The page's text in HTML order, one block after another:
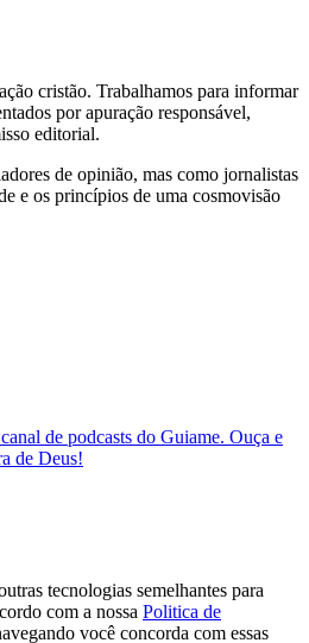
cristão. Trabalhamos para informar
por apuração responsável,
editorial.
de opinião, mas como jornalistas
e os princípios de uma cosmovisão
de podcasts do Guiame. Ouça e
de Deus!
tecnologias semelhantes para
com a nossa Politica de
você concorda com essas